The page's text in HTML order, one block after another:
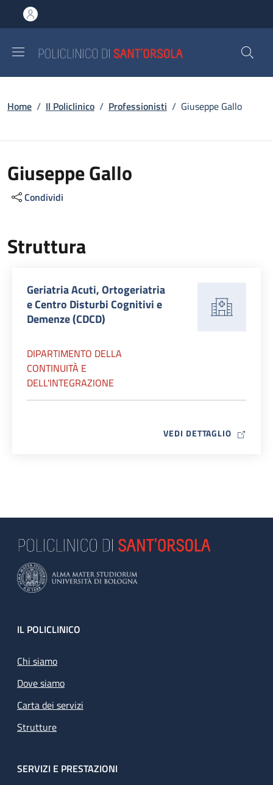
al contenuto principale
to footer content
Briciole di pane
Home / Il Policlinico / Professionisti / Giuseppe Gallo
Giuseppe Gallo
Condividi
Struttura
Geriatria Acuti, Ortogeriatria
e Centro Disturbi Cognitivi e
Demenze (CDCD)
DIPARTIMENTO DELLA
CONTINUITÀ E
DELL'INTEGRAZIONE
VEDI DETTAGLIO MAP ICON
Footer
IL POLICLINICO
Chi siamo
Dove siamo
Carta dei servizi
Strutture
SERVIZI E PRESTAZIONI